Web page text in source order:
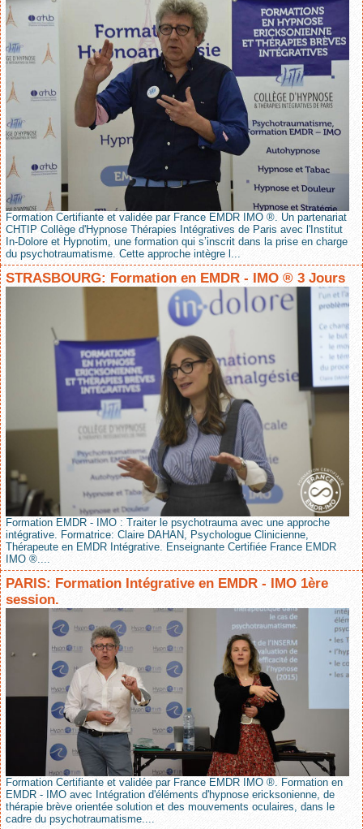
Formation Certifiante et validée par France EMDR IMO ®. Un partenariat
CHTIP Collège d'Hypnose Thérapies Intégratives de Paris avec l'Institut
In-Dolore et Hypnotim, une formation qui s’inscrit dans la prise en charge
du psychotraumatisme. Cette approche intègre l...
STRASBOURG: Formation en EMDR - IMO ® 3 Jours
Formation EMDR - IMO : Traiter le psychotrauma avec une approche
intégrative. Formatrice: Claire DAHAN, Psychologue Clinicienne,
Thérapeute en EMDR Intégrative. Enseignante Certifiée France EMDR
IMO ®....
PARIS: Formation Intégrative en EMDR - IMO 1ère
session.
Formation Certifiante et validée par France EMDR IMO ®. Formation en
EMDR - IMO avec Intégration d'éléments d'hypnose ericksonienne, de
thérapie brève orientée solution et des mouvements oculaires, dans le
cadre du psychotraumatisme....